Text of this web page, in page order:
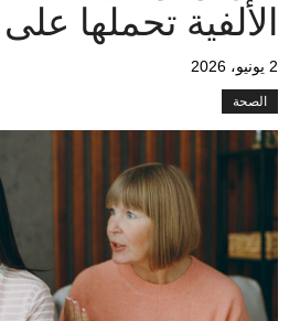
الألفية تحملها
2 يونيو، 2026
الصحة